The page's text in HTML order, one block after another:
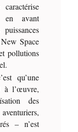
en avant
Space
pollutions
qu’une
à l’œuvre,
des
– n’est